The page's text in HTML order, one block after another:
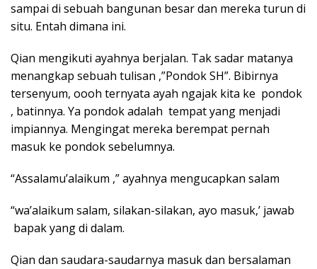
sampai di sebuah bangunan besar dan mereka turun di
situ. Entah dimana ini.
Qian mengikuti ayahnya berjalan. Tak sadar matanya
menangkap sebuah tulisan ,”Pondok SH”. Bibirnya
tersenyum, oooh ternyata ayah ngajak kita ke pondok
, batinnya. Ya pondok adalah tempat yang menjadi
impiannya. Mengingat mereka berempat pernah
masuk ke pondok sebelumnya.
“Assalamu’alaikum ,” ayahnya mengucapkan salam
“wa’alaikum salam, silakan-silakan, ayo masuk,’ jawab
bapak yang di dalam.
Qian dan saudara-saudarnya masuk dan bersalaman